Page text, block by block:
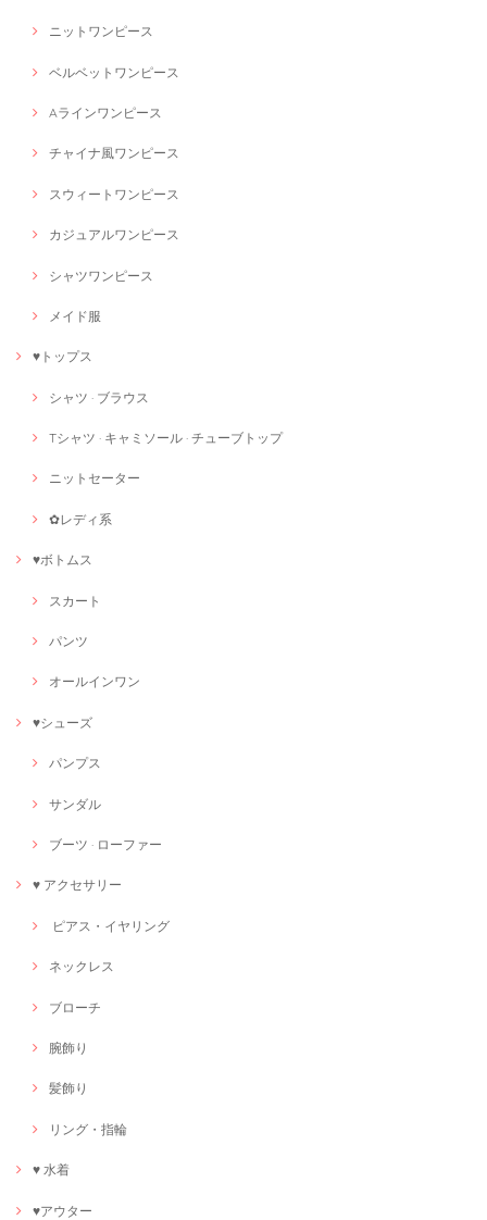
ニットワンピース
ベルベットワンピース
Aラインワンピース
チャイナ風ワンピース
スウィートワンピース
カジュアルワンピース
シャツワンピース
メイド服
♥トップス
シャツ · ブラウス
Tシャツ · キャミソール · チューブトップ
ニットセーター
✿レディ系
♥ボトムス
スカート
パンツ
オールインワン
♥シューズ
パンプス
サンダル
ブーツ · ローファー
♥ アクセサリー
ピアス・イヤリング
ネックレス
ブローチ
腕飾り
髪飾り
リング・指輪
♥ 水着
♥アウター